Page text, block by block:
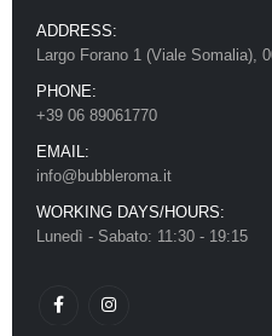
ADDRESS:
Largo Forano 1 (Viale Somalia),
PHONE:
+39 06 89061770
EMAIL:
info@bubbleroma.it
WORKING DAYS/HOURS:
Lunedì - Sabato: 11:30 - 19:15